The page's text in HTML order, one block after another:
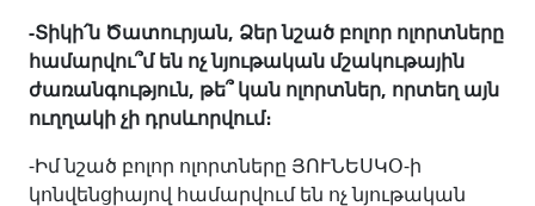
-Տիկի՛ն Ծատուրյան, Ձեր նշած բոլոր ոլորտները
համարվու՞մ են ոչ նյութական մշակութային
ժառանգություն, թե՞ կան ոլորտներ, որտեղ այն
ուղղակի չի դրսևորվում։
-Իմ նշած բոլոր ոլորտները ՅՈՒՆԵՍԿՕ-ի
կոնվենցիայով համարվում են ոչ նյութական